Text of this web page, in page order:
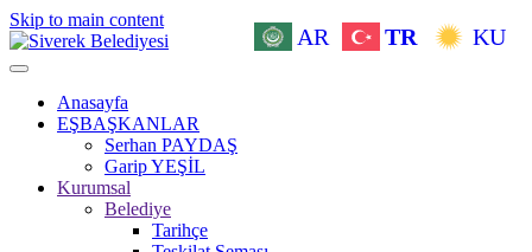
Skip to main content
Anasayfa
EŞBAŞKANLAR
Serhan PAYDAŞ
Garip YEŞİL
Kurumsal
Belediye
Tarihçe
AR TR KU